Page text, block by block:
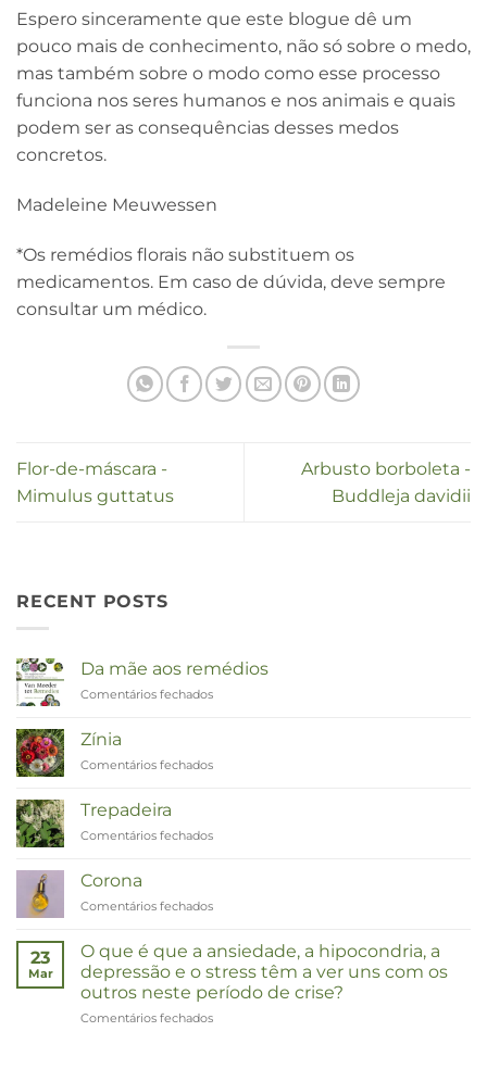
Espero sinceramente que este blogue dê um
pouco mais de conhecimento, não só sobre o medo,
mas também sobre o modo como esse processo
funciona nos seres humanos e nos animais e quais
podem ser as consequências desses medos
concretos.
Madeleine Meuwessen
*Os remédios florais não substituem os
medicamentos. Em caso de dúvida, deve sempre
consultar um médico.
Flor-de-máscara -
Mimulus guttatus
Arbusto borboleta -
Buddleja davidii
RECENT POSTS
Da mãe aos remédios
Comentários fechados
Zínia
Comentários fechados
Trepadeira
Comentários fechados
Corona
Comentários fechados
23
Mar
O que é que a ansiedade, a hipocondria, a
depressão e o stress têm a ver uns com os
outros neste período de crise?
Comentários fechados